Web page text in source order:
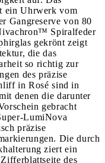
ein Uhrwerk vom
Gangreserve von 80
Spiralfeder
gekrönt zeigt
die das
so richtig zur
des präzise
in Rosé sind in
denen die darunter
gebracht
LumiNova
präzise
Die durch
ziert ein
des